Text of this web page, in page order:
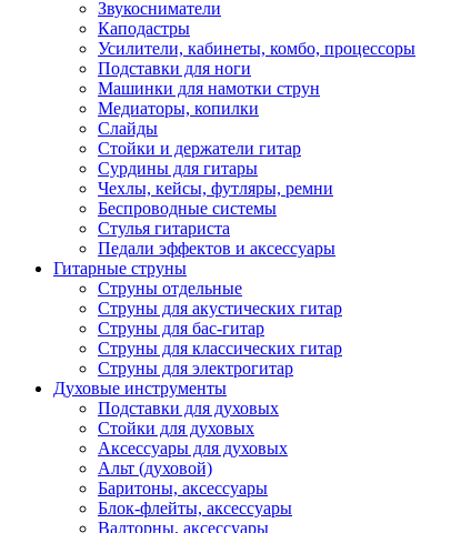
Звукосниматели
Каподастры
Усилители, кабинеты, комбо, процессоры
Подставки для ноги
Машинки для намотки струн
Медиаторы, копилки
Слайды
Стойки и держатели гитар
Сурдины для гитары
Чехлы, кейсы, футляры, ремни
Беспроводные системы
Стулья гитариста
Педали эффектов и аксессуары
Гитарные струны
Струны отдельные
Струны для акустических гитар
Струны для бас-гитар
Струны для классических гитар
Струны для электрогитар
Духовые инструменты
Подставки для духовых
Стойки для духовых
Аксессуары для духовых
Альт (духовой)
Баритоны, аксессуары
Блок-флейты, аксессуары
Валторны, аксессуары